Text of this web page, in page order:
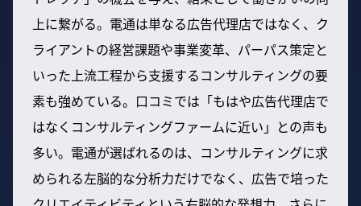
上に繋がる。電通は単なる広告代理店ではなく、ク
ライアントの経営課題や事業変革、パーパス策定と
いった上流工程から支援するコンサルティングの要
素も強めている。口コミでは「もはや広告代理店で
はなくコンサルティングファームに近い」との声も
多い。電通が選ばれるのは、コンサルティングに求
められる左脳的な分析力だけでなく、広告で培った